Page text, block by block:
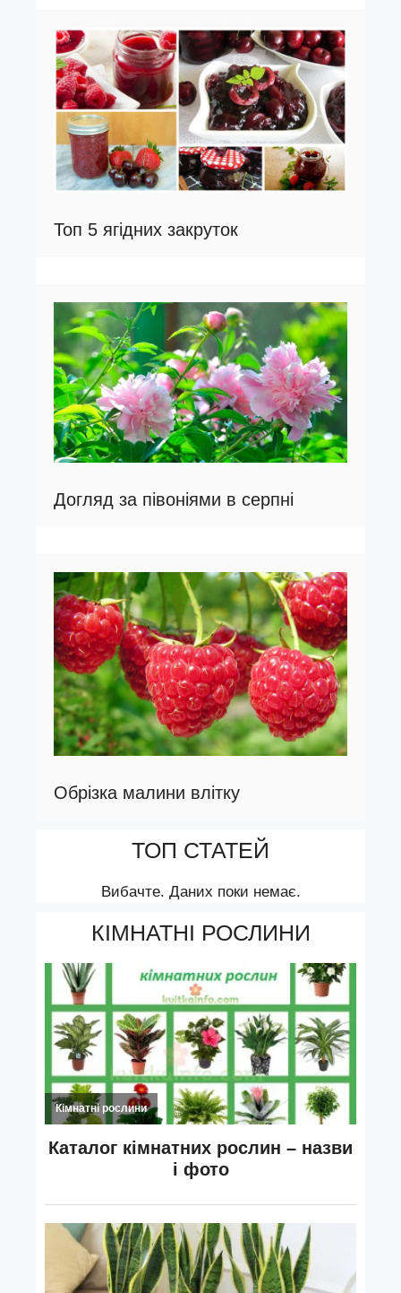
Топ 5 ягідних закруток
Догляд за півоніями в серпні
Обрізка малини влітку
ТОП СТАТЕЙ
Вибачте. Даних поки немає.
КІМНАТНІ РОСЛИНИ